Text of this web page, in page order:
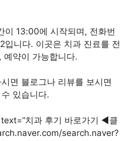
이 13:00에 시작되며, 전화번
니다. 이곳은 치과 진료를 전
예약이 가능합니다.
면 블로그나 리뷰를 보시면
있습니다.
치과 후기 바로가기 ◀︎클
search.naver?